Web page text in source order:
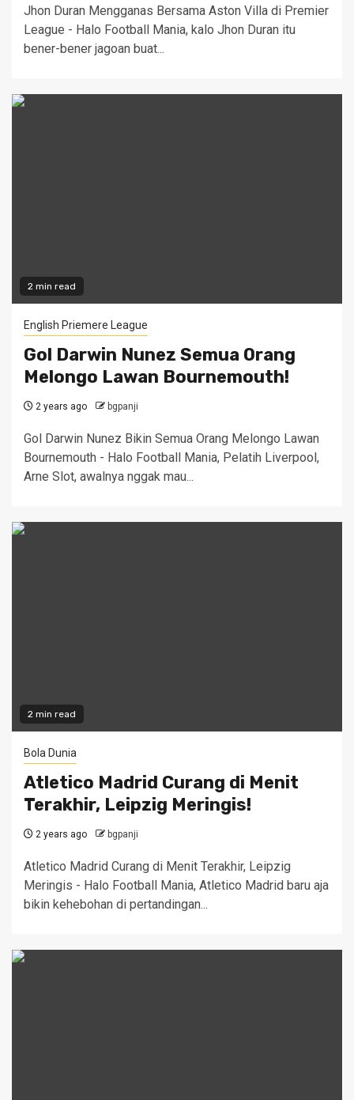
Jhon Duran Mengganas Bersama Aston Villa di Premier
League - Halo Football Mania, kalo Jhon Duran itu
bener-bener jagoan buat...
2 min read
English Priemere League
Gol Darwin Nunez Semua Orang
Melongo Lawan Bournemouth!
2 years ago bgpanji
Gol Darwin Nunez Bikin Semua Orang Melongo Lawan
Bournemouth - Halo Football Mania, Pelatih Liverpool,
Arne Slot, awalnya nggak mau...
2 min read
Bola Dunia
Atletico Madrid Curang di Menit
Terakhir, Leipzig Meringis!
2 years ago bgpanji
Atletico Madrid Curang di Menit Terakhir, Leipzig
Meringis - Halo Football Mania, Atletico Madrid baru aja
bikin kehebohan di pertandingan...